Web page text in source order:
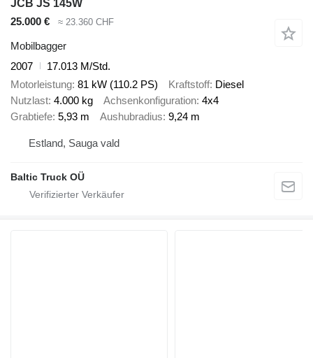
JCB JS 145W
25.000 €
≈ 23.360 CHF
Mobilbagger
2007
17.013 M/Std.
Motorleistung 81 kW (110.2 PS) Kraftstoff Diesel
Nutzlast 4.000 kg Achsenkonfiguration 4x4
Grabtiefe 5,93 m Aushubradius 9,24 m
Estland, Sauga vald
Baltic Truck OÜ